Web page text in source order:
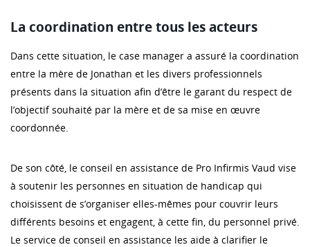
La coordination entre tous les acteurs
Dans cette situation, le case manager a assuré la coordination
entre la mère de Jonathan et les divers professionnels
présents dans la situation afin d’être le garant du respect de
l’objectif souhaité par la mère et de sa mise en œuvre
coordonnée.
De son côté, le conseil en assistance de Pro Infirmis Vaud vise
à soutenir les personnes en situation de handicap qui
choisissent de s’organiser elles-mêmes pour couvrir leurs
différents besoins et engagent, à cette fin, du personnel privé.
Le service de conseil en assistance les aide à clarifier le